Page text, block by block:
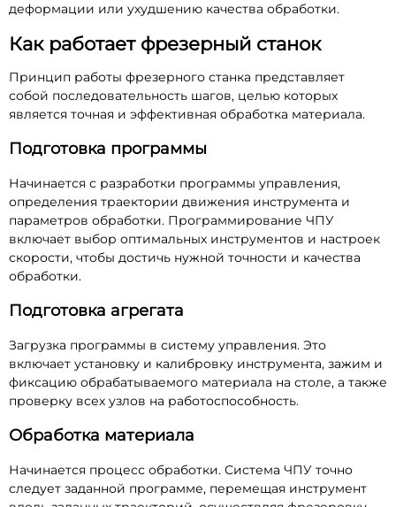
деформации или ухудшению качества обработки.
Как работает фрезерный станок
Принцип работы фрезерного станка представляет
собой последовательность шагов, целью которых
является точная и эффективная обработка материала.
Подготовка программы
Начинается с разработки программы управления,
определения траектории движения инструмента и
параметров обработки. Программирование ЧПУ
включает выбор оптимальных инструментов и настроек
скорости, чтобы достичь нужной точности и качества
обработки.
Подготовка агрегата
Загрузка программы в систему управления. Это
включает установку и калибровку инструмента, зажим и
фиксацию обрабатываемого материала на столе, а также
проверку всех узлов на работоспособность.
Обработка материала
Начинается процесс обработки. Система ЧПУ точно
следует заданной программе, перемещая инструмент